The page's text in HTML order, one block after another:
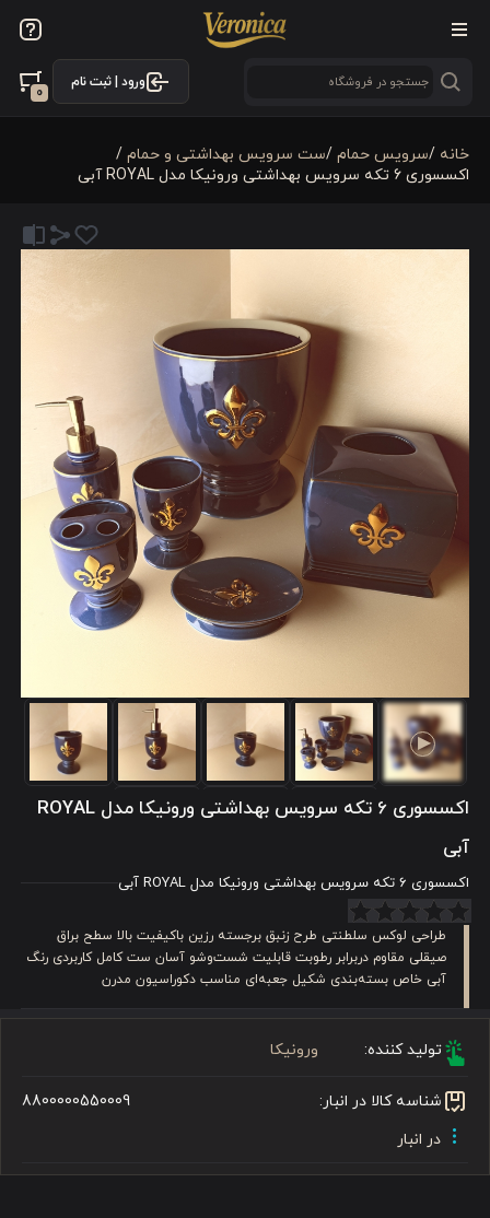
ورود | ثبت نام
0
خانه /سرویس حمام /ست سرویس بهداشتی و حمام /
اکسسوری 6 تکه سرویس بهداشتی ورونیکا مدل ROYAL آبی
اکسسوری 6 تکه سرویس بهداشتی ورونیکا مدل ROYAL
آبی
اکسسوری 6 تکه سرویس بهداشتی ورونیکا مدل ROYAL آبی
طراحی لوکس سلطنتی طرح زنبق برجسته رزین باکیفیت بالا سطح براق
صیقلی مقاوم دربرابر رطوبت قابلیت شست‌وشو آسان ست کامل کاربردی رنگ
آبی خاص بسته‌بندی شکیل جعبه‌ای مناسب دکوراسیون مدرن
تولید کننده: ورونیکا
شناسه کالا در انبار:
8800000550009
در انبار